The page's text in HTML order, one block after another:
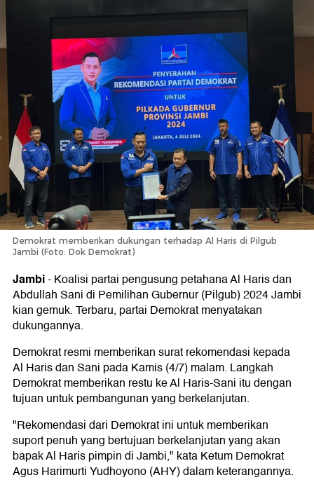
Demokrat memberikan dukungan terhadap Al Haris di Pilgub
Jambi (Foto: Dok Demokrat)
Jambi-Koalisi partai pengusung petahana Al Haris dan
Abdullah Sani di Pemilihan Gubernur (Pilgub) 2024 Jambi
kian gemuk. Terbaru, partai Demokrat menyatakan
dukungannya.
Demokrat resmi memberikan surat rekomendasi kepada
Al Haris dan Sani pada Kamis (4/7) malam. Langkah
Demokrat memberikan restu ke Al Haris-Sani itu dengan
tujuan untuk pembangunan yang berkelanjutan.
"Rekomendasi dari Demokrat ini untuk memberikan
suport penuh yang bertujuan berkelanjutan yang akan
bapak Al Haris pimpin di Jambi," kata Ketum Demokrat
Agus Harimurti Yudhoyono (AHY) dalam keterangannya.